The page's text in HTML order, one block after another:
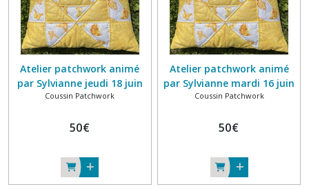
Atelier patchwork animé
par Sylvianne jeudi 18 juin
2026 10h-13h
Coussin Patchwork
50€
Atelier patchwork animé
par Sylvianne mardi 16 juin
2026 14h-17h
Coussin Patchwork
50€